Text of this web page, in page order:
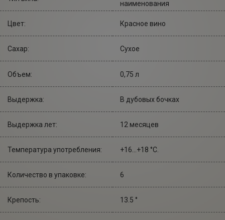
наименования
Цвет: Красное вино
Сахар: Сухое
Объем: 0,75 л
Выдержка: В дубовых бочках
Выдержка лет: 12 месяцев
Температура употребления: +16...+18 °С.
Количество в упаковке: 6
Крепость: 13.5 °